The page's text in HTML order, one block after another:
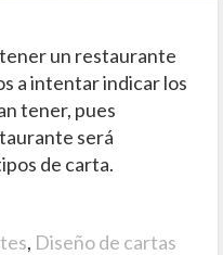
un restaurante
a intentar indicar los
tener, pues
será
de carta.
, Diseño de cartas